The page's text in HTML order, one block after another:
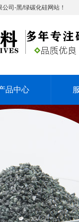
司-黑/绿碳化硅网站！
品中心